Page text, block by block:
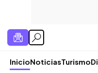
InicioNoticiasTurismo